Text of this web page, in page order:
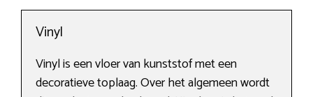
Vinyl
Vinyl is een vloer van kunststof met een
decoratieve toplaag. Over het algemeen wordt